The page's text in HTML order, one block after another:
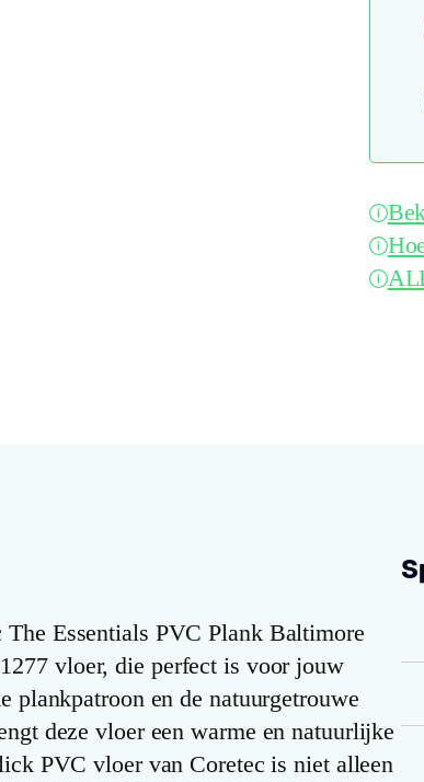
The Essentials PVC Plank Baltimore
vloer, die perfect is voor jouw
plankpatroon en de natuurgetrouwe
deze vloer een warme en natuurlijke
PVC vloer van Coretec is niet alleen